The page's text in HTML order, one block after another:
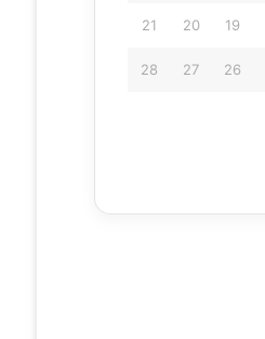
19
20
21
26
27
28